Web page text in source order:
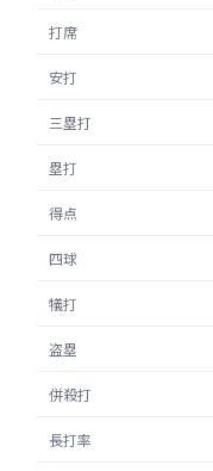
打席
安打
三塁打
塁打
得点
四球
犠打
盗塁
併殺打
長打率